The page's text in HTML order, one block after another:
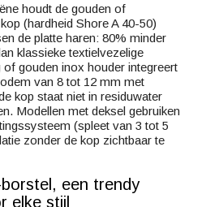
houdt de gouden of
(hardheid Shore A 40-50)
de platte haren: 80% minder
klassieke textielvezelige
gouden inox houder integreert
van 8 tot 12 mm met
kop staat niet in residu­water
Modellen met deksel gebruiken
(spleet van 3 tot 5
zonder de kop zichtbaar te
een trendy
elke stijl